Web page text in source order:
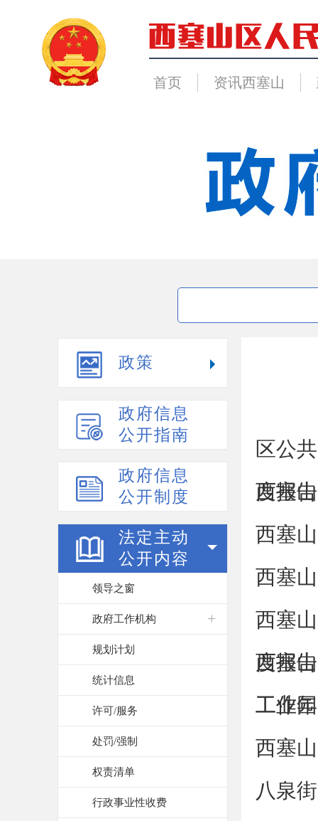
首页 资讯西塞山
政策
政府信息
公开指南
政府信息
公开制度
法定主动
公开内容
领导之窗
政府工作机构
规划计划
统计信息
许可/服务
处罚/强制
权责清单
行政事业性收费
区公
度报告
西塞
西塞
西塞
西塞
度报告
西塞
工作
工业
西塞
八泉